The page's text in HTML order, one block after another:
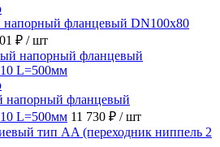
напорный фланцевый DN100х80
₽ / шт
напорный фланцевый
L=500мм 11 730 ₽ / шт